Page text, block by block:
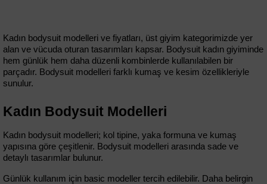
Kadın bodysuit modelleri ve fiyatları, üst giyim kategorimizde yer
alan ve vücuda oturan tasarımları kapsar. Bodysuit kadın giyiminde
hem günlük hem daha düzenli kombinlerde kullanılabilen bir
parçadır. Bodysuit modelleri farklı kumaş ve kesim özellikleriyle
sunulur.
Kadın Bodysuit Modelleri
Kadın bodysuit modelleri; kol tipine, yaka formuna ve kumaş
yapısına göre çeşitlenir. Bodysuit modelleri arasında sade ve
detaylı tasarımlar bulunur.
Günlük kullanım için basic modeller tercih edilebilir. Daha belirgin